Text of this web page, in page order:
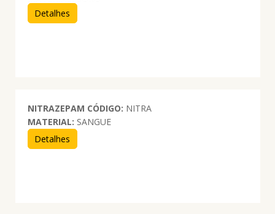
Detalhes
NITRAZEPAM CÓDIGO: NITRA
MATERIAL: SANGUE
Detalhes